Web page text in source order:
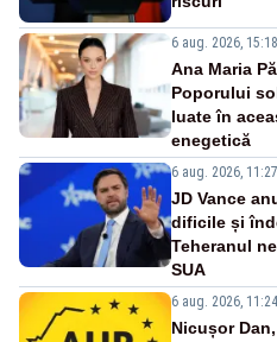
6 aug. 2026, 15:18
Ana Maria
Poporului
luate în
enegetică
6 aug. 2026, 11:27
JD Vance
dificile și
Teheranul
SUA
6 aug. 2026, 11:24
Nicușor